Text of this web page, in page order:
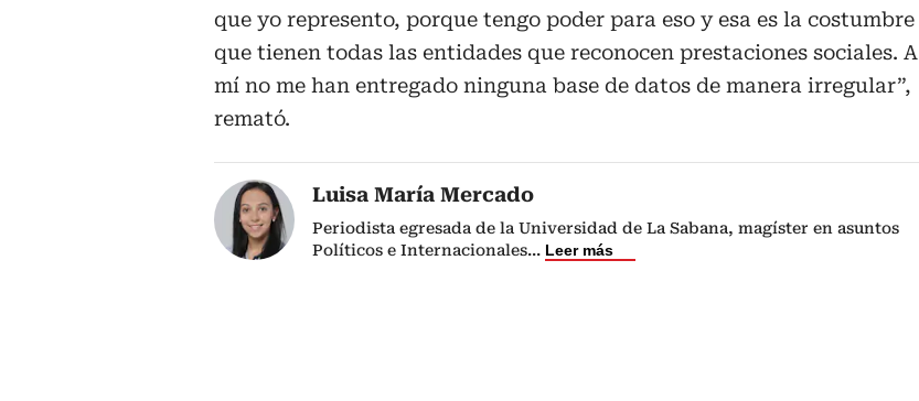
que yo represento, porque tengo poder para eso y esa es la costumbre
que tienen todas las entidades que reconocen prestaciones sociales. A
mí no me han entregado ninguna base de datos de manera irregular”,
remató.
Luisa María Mercado
Periodista egresada de la Universidad de La Sabana, magíster en asuntos
Políticos e Internacionales... Leer más